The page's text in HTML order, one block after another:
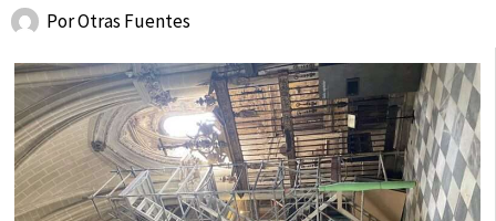
PorOtras Fuentes